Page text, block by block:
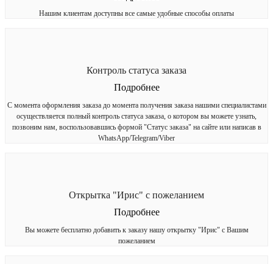
Нашим клиентам доступны все самые удобные способы оплаты
Контроль статуса заказа
Подробнее
С момента оформления заказа до момента получения заказа нашими специалистами
осуществляется полный контроль статуса заказа, о котором вы можете узнать,
позвоним нам, воспользовавшись формой "Статус заказа" на сайте или написав в
WhatsApp/Telegram/Viber
Открытка "Ирис" с пожеланием
Подробнее
Вы можете бесплатно добавить к заказу нашу открытку "Ирис" с Вашим
пожеланием